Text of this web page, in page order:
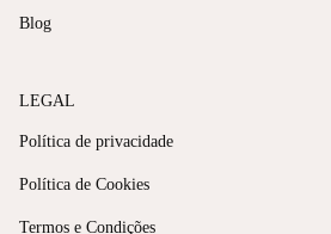
Blog
LEGAL
Política de privacidade
Política de Cookies
Termos e Condições